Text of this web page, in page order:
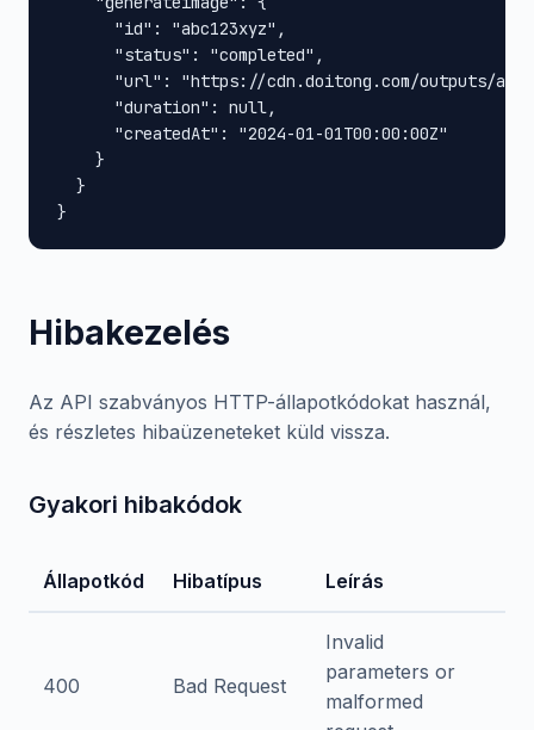
      "id": "abc123xyz",
      "status": "completed",
"url": "https://cdn.doitong.com/outputs/
      "duration": null,
      "createdAt": "2024-01-01T00:00:00Z"
    }
  }
}
Hibakezelés
Az API szabványos HTTP-állapotkódokat használ,
és részletes hibaüzeneteket küld vissza.
Gyakori hibakódok
Állapotkód Hibatípus Leírás
400 Bad Request
Invalid
parameters or
malformed